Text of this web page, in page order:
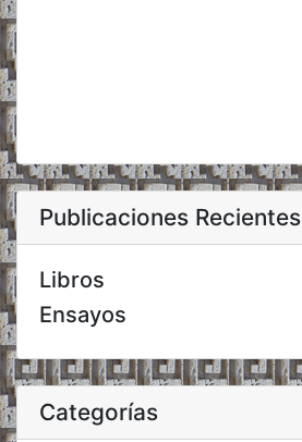
Publicaciones Recientes
Libros
Ensayos
Categorías